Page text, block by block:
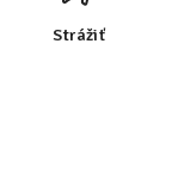
Strážiť